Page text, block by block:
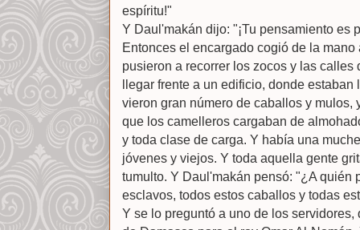
espíritu!"
Y Daul'makán dijo: "¡Tu pensamiento es
Entonces el encargado cogió de la
pusieron a recorrer los zocos y las calles
llegar frente a un edificio, donde
vieron gran número de caballos y mulos,
que los camelleros cargaban de
y toda clase de carga. Y había una
jóvenes y viejos. Y toda aquella gente
tumulto. Y Daul'makán pensó: "¿A quién
esclavos, todos estos caballos y todas
Y se lo preguntó a uno de los